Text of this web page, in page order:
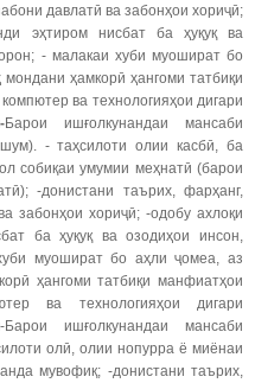
давлатӣ ва забонҳои хориҷӣ;
эҳтиром нисбат ба ҳуқуқ ва
- малакаи хуби муошират бо
ҳамкорӣ ҳангоми татбиқи
ва технологияҳои дигари
Барои ишғолкунандаи мансаби
- таҳсилоти олии касбӣ, ба
собиқаи умумии меҳнатӣ (барои
-донистани таърих, фарҳанг,
забонҳои хориҷӣ; -одобу ахлоқи
ба ҳуқуқ ва озодиҳои инсон,
муошират бо аҳли ҷомеа, аз
ҳангоми татбиқи манфиатҳои
ва технологияҳои дигари
-Барои ишғолкунандаи мансаби
олӣ, олии нопурра ё миёнаи
мувофиқ; -донистани таърих,